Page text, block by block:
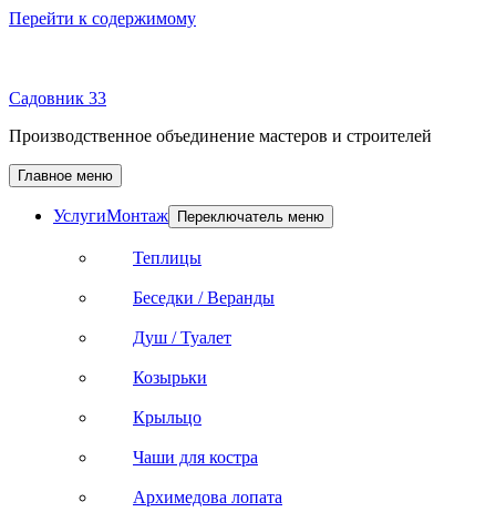
Перейти к содержимому
Садовник 33
Производственное объединение мастеров и строителей
Главное меню
УслугиМонтаж Переключатель меню
Теплицы
Беседки / Веранды
Душ / Туалет
Козырьки
Крыльцо
Чаши для костра
Архимедова лопата